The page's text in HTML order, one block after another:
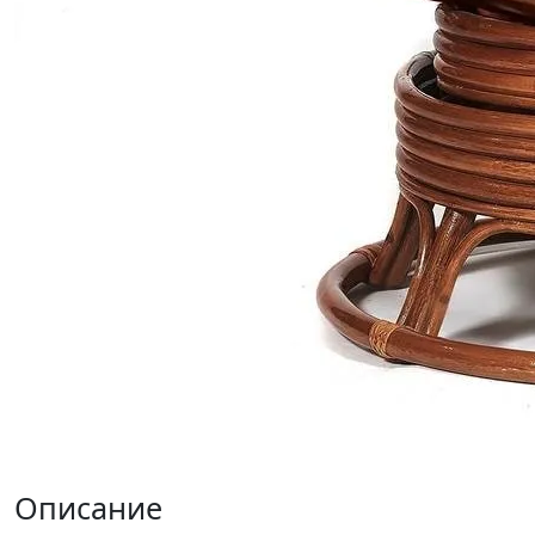
Описание